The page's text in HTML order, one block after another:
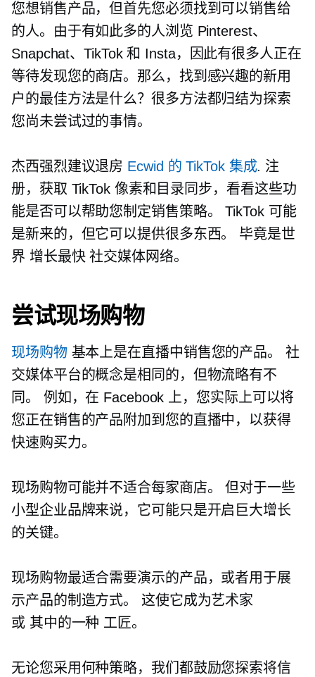
您想销售产品，但首先您必须找到可以销售给
的人。由于有如此多的人浏览 Pinterest、
Snapchat、TikTok 和 Insta，因此有很多人正在
等待发现您的商店。那么，找到感兴趣的新用
户的最佳方法是什么？很多方法都归结为探索
您尚未尝试过的事情。
杰西强烈建议退房 Ecwid 的 TikTok 集成. 注
册，获取 TikTok 像素和目录同步，看看这些功
能是否可以帮助您制定销售策略。 TikTok 可能
是新来的，但它可以提供很多东西。 毕竟是世
界 增长最快社交媒体网络。
尝试现场购物
现场购物 基本上是在直播中销售您的产品。 社
交媒体平台的概念是相同的，但物流略有不
同。 例如，在 Facebook 上，您实际上可以将
您正在销售的产品附加到您的直播中，以获得
快速购买力。
现场购物可能并不适合每家商店。 但对于一些
小型企业品牌来说，它可能只是开启巨大增长
的关键。
现场购物最适合需要演示的产品，或者用于展
示产品的制造方式。 这使它成为艺术家
或 其中的一种 工匠。
无论您采用何种策略，我们都鼓励您探索将信